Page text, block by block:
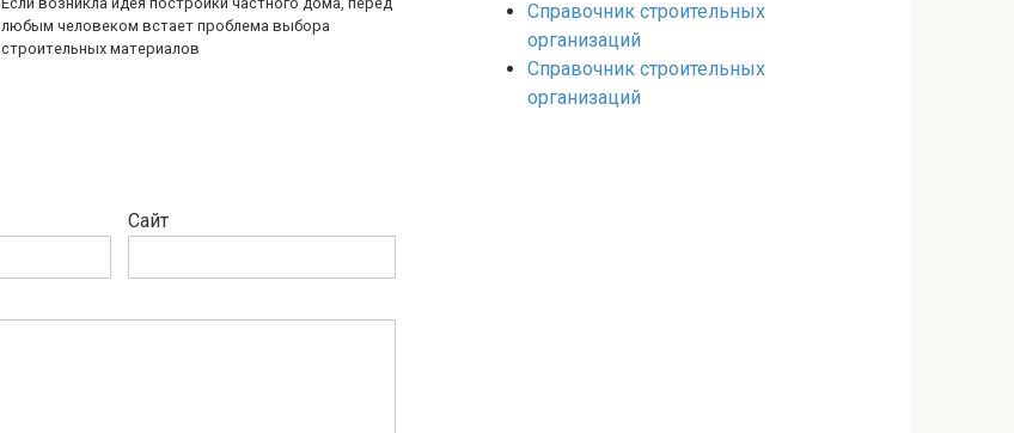
любым человеком встает проблема выбора
строительных материалов
Сайт
Справочник строительных
организаций
Справочник строительных
организаций